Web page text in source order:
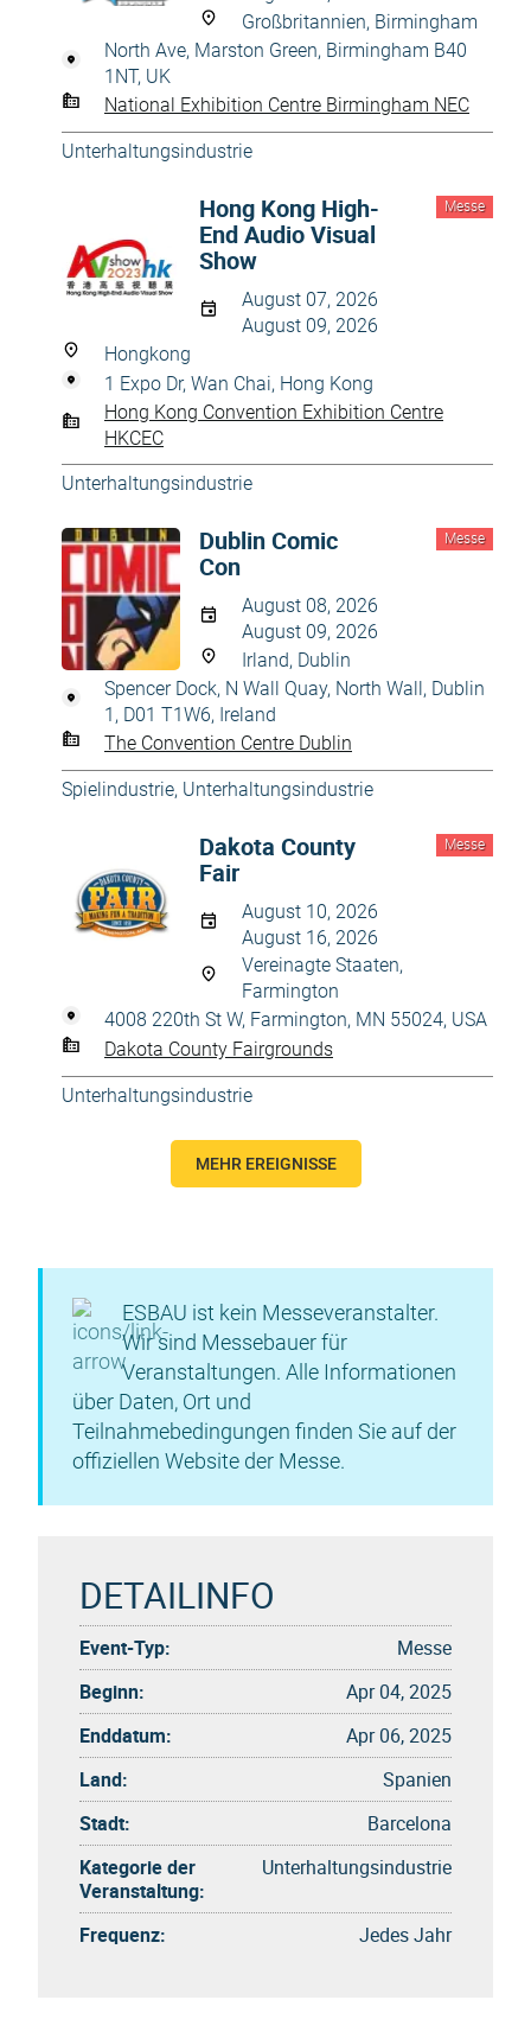
Großbritannien, Birmingham
North Ave, Marston Green, Birmingham B40
1NT, UK
National Exhibition Centre Birmingham NEC
Unterhaltungsindustrie
Messe
Hong Kong High-
End Audio Visual
Show
August 07, 2026
August 09, 2026
Hongkong
1 Expo Dr, Wan Chai, Hong Kong
Hong Kong Convention Exhibition Centre
HKCEC
Unterhaltungsindustrie
Messe
Dublin Comic
Con
August 08, 2026
August 09, 2026
Irland, Dublin
Spencer Dock, N Wall Quay, North Wall, Dublin
1, D01 T1W6, Ireland
The Convention Centre Dublin
Spielindustrie, Unterhaltungsindustrie
Messe
Dakota County
Fair
August 10, 2026
August 16, 2026
Vereinagte Staaten,
Farmington
4008 220th St W, Farmington, MN 55024, USA
Dakota County Fairgrounds
Unterhaltungsindustrie
MEHR EREIGNISSE
ESBAU ist kein Messeveranstalter.
Wir sind Messebauer für
Veranstaltungen. Alle Informationen
über Daten, Ort und
Teilnahmebedingungen finden Sie auf der
offiziellen Website der Messe.
DETAILINFO
Event-Typ:
Messe
Beginn:
Apr 04, 2025
Enddatum:
Apr 06, 2025
Land:
Spanien
Stadt:
Barcelona
Kategorie der
Veranstaltung:
Unterhaltungsindustrie
Frequenz: Jedes Jahr